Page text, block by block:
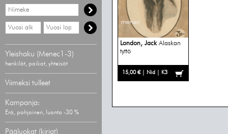
Hae
nimekettä
Hae
vähimmäisvuosi
Hae
enimmäisvuosi
Yleishaku (Menec1-3)
henkilöt, paikat, yhteisöt
Viimeksi tulleet
Kampanja:
Erä, pohjoinen, luonto -30 %
Pääluokat (kirjat)
London, Jack Alaskan
tyttö
15,00 € | Nid | K3